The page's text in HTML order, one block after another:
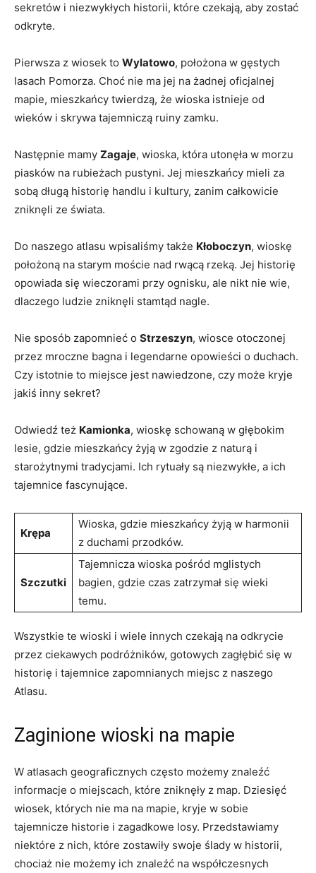
sekretów i niezwykłych historii, które czekają, aby zostać
odkryte.
Pierwsza​ z wiosek to Wylatowo, położona w gęstych
lasach Pomorza. Choć nie ma jej na żadnej ⁢oficjalnej
mapie, mieszkańcy ⁢twierdzą, że wioska istnieje od
wieków i skrywa ⁢tajemniczą ruiny zamku.
Następnie mamy Zagaje, wioska, która ⁢utonęła w morzu
piasków na rubieżach pustyni. Jej mieszkańcy mieli ​za
sobą ‍długą historię handlu i kultury, zanim całkowicie‌
zniknęli ze świata.
Do naszego atlasu wpisaliśmy także Kłoboczyn, wioskę
położoną na starym moście nad rwącą rzeką. Jej historię
opowiada się wieczorami przy ognisku, ale nikt nie wie,
dlaczego ludzie zniknęli stamtąd nagle.
Nie sposób zapomnieć o Strzeszyn,​ wiosce otoczonej
przez mroczne bagna i legendarne opowieści o duchach.
Czy istotnie to miejsce jest nawiedzone,​ czy może kryje
jakiś inny sekret?
Odwiedź też Kamionka, wioskę schowaną w głębokim
lesie, gdzie mieszkańcy żyją ‍w ‍zgodzie​ z naturą i
starożytnymi tradycjami. Ich rytuały są niezwykłe, a ich
tajemnice fascynujące.
Krępa
Wioska, gdzie mieszkańcy żyją w harmonii
⁤z duchami przodków.
Szczutki
Tajemnicza wioska pośród mglistych
bagien, gdzie czas zatrzymał się wieki
temu.
Wszystkie te wioski ⁢i ​wiele innych czekają na odkrycie
przez ciekawych podróżników, gotowych zagłębić się​ w
historię i tajemnice zapomnianych miejsc z naszego
Atlasu.
Zaginione wioski na mapie
W atlasach geograficznych często możemy znaleźć
informacje o miejscach, które zniknęły z map. Dziesięć
wiosek, których nie ma na mapie, kryje w⁤ sobie
tajemnicze historie i zagadkowe losy. Przedstawiamy
niektóre z nich, które zostawiły swoje ślady w historii,
chociaż nie możemy ich znaleźć na współczesnych